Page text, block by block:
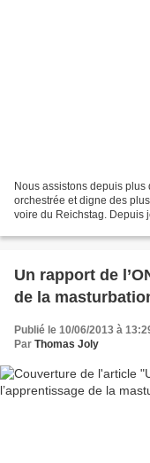
Nous assistons depuis
orchestrée et digne des
voire du Reichstag. Depuis
Un rapport de
de la
Publié le 10/06/2013 à
Par Thomas Joly